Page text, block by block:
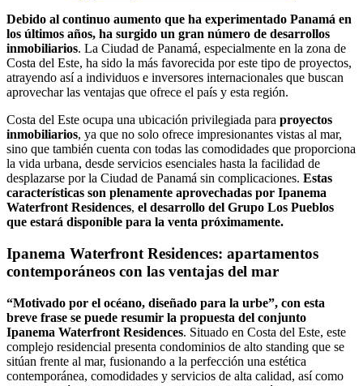
Debido al continuo aumento que ha experimentado Panamá en
los últimos años, ha surgido un gran número de desarrollos
inmobiliarios. La Ciudad de Panamá, especialmente en la zona de
Costa del Este, ha sido la más favorecida por este tipo de proyectos,
atrayendo así a individuos e inversores internacionales que buscan
aprovechar las ventajas que ofrece el país y esta región.
Costa del Este ocupa una ubicación privilegiada para proyectos
inmobiliarios, ya que no solo ofrece impresionantes vistas al mar,
sino que también cuenta con todas las comodidades que proporciona
la vida urbana, desde servicios esenciales hasta la facilidad de
desplazarse por la Ciudad de Panamá sin complicaciones. Estas
características son plenamente aprovechadas por Ipanema
Waterfront Residences, el desarrollo del Grupo Los Pueblos
que estará disponible para la venta próximamente.
Ipanema Waterfront Residences: apartamentos
contemporáneos con las ventajas del mar
“Motivado por el océano, diseñado para la urbe”, con esta
breve frase se puede resumir la propuesta del conjunto
Ipanema Waterfront Residences. Situado en Costa del Este, este
complejo residencial presenta condominios de alto standing que se
sitúan frente al mar, fusionando a la perfección una estética
contemporánea, comodidades y servicios de alta calidad, así como